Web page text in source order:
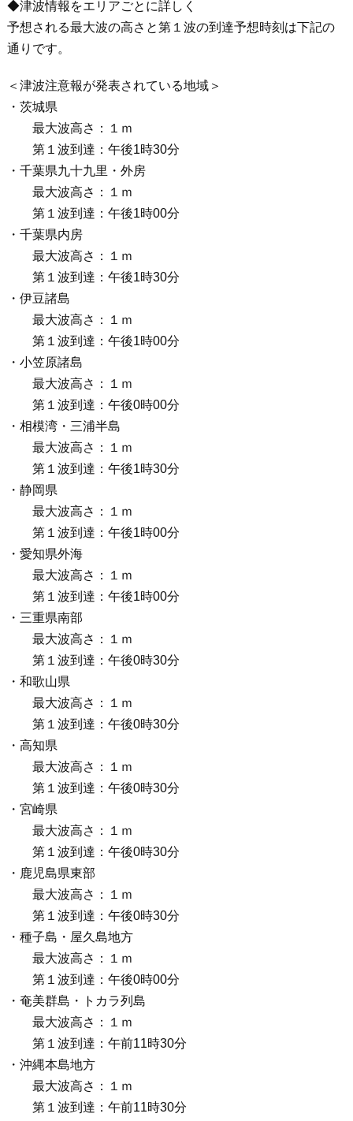
◆津波情報をエリアごとに詳しく
予想される最大波の高さと第１波の到達予想時刻は下記の
通りです。
＜津波注意報が発表されている地域＞
・茨城県
最大波高さ：１ｍ
第１波到達：午後1時30分
・千葉県九十九里・外房
最大波高さ：１ｍ
第１波到達：午後1時00分
・千葉県内房
最大波高さ：１ｍ
第１波到達：午後1時30分
・伊豆諸島
最大波高さ：１ｍ
第１波到達：午後1時00分
・小笠原諸島
最大波高さ：１ｍ
第１波到達：午後0時00分
・相模湾・三浦半島
最大波高さ：１ｍ
第１波到達：午後1時30分
・静岡県
最大波高さ：１ｍ
第１波到達：午後1時00分
・愛知県外海
最大波高さ：１ｍ
第１波到達：午後1時00分
・三重県南部
最大波高さ：１ｍ
第１波到達：午後0時30分
・和歌山県
最大波高さ：１ｍ
第１波到達：午後0時30分
・高知県
最大波高さ：１ｍ
第１波到達：午後0時30分
・宮崎県
最大波高さ：１ｍ
第１波到達：午後0時30分
・鹿児島県東部
最大波高さ：１ｍ
第１波到達：午後0時30分
・種子島・屋久島地方
最大波高さ：１ｍ
第１波到達：午後0時00分
・奄美群島・トカラ列島
最大波高さ：１ｍ
第１波到達：午前11時30分
・沖縄本島地方
最大波高さ：１ｍ
第１波到達：午前11時30分